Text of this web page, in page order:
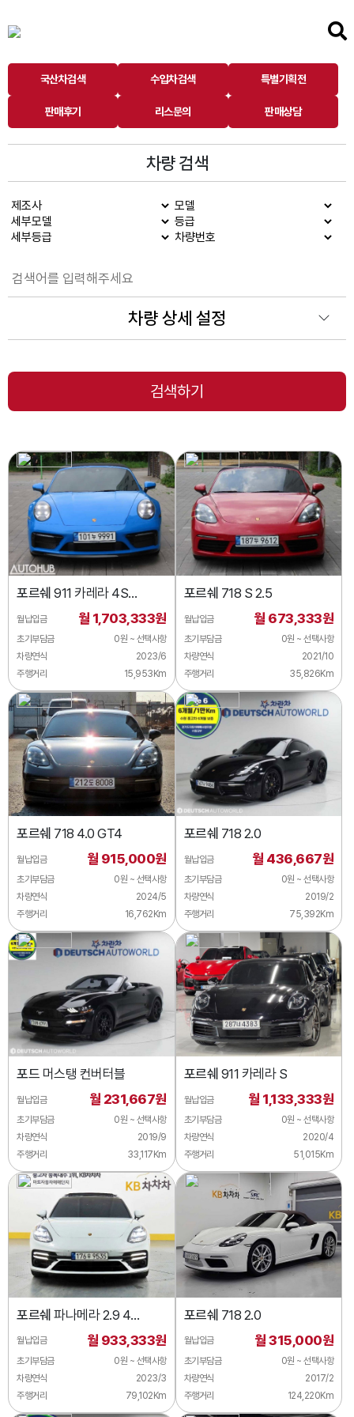
국산차검색 수입차검색 특별기획전
판매후기 리스문의 판매상담
차량 검색
차량 상세 설정
포르쉐 911 카레라 4S
카브리올레
월납입금 월 1,703,333원
초기부담금
0원 ~ 선택사항
차량연식
2023/6
주행거리
15,953Km
포르쉐 718 S 2.5
월납입금 월 673,333원
초기부담금
0원 ~ 선택사항
차량연식
2021/10
주행거리
35,826Km
포르쉐 718 4.0 GT4
월납입금 월 915,000원
초기부담금
0원 ~ 선택사항
차량연식
2024/5
주행거리
16,762Km
포르쉐 718 2.0
월납입금 월 436,667원
초기부담금
0원 ~ 선택사항
차량연식
2019/2
주행거리
75,392Km
포드 머스탱 컨버터블
월납입금 월 231,667원
초기부담금
0원 ~ 선택사항
차량연식
2019/9
주행거리
33,117Km
포르쉐 911 카레라 S
월납입금 월 1,133,333원
초기부담금
0원 ~ 선택사항
차량연식
2020/4
주행거리
51,015Km
포르쉐 파나메라 2.9 4
플래티넘에디션
월납입금 월 933,333원
초기부담금
0원 ~ 선택사항
차량연식
2023/3
주행거리
79,102Km
포르쉐 718 2.0
월납입금 월 315,000원
초기부담금
0원 ~ 선택사항
차량연식
2017/2
주행거리
124,220Km